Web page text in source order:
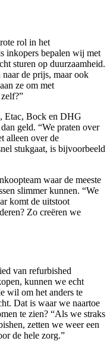
rol in het
inkopers bepalen wij met
sturen op duurzaamheid.
de prijs, maar ook
ze om met
Etac, Bock en DHG
geld. “We praten over
alleen over de
stukgaat, is bijvoorbeeld
waar de meeste
slimmer kunnen. “We
komt de uitstoot
Zo creëren we
van refurbished
kunnen we echt
wil om het anders te
Dat is waar we naartoe
te zien? “Als we straks
zetten we weer een
de hele zorg.”